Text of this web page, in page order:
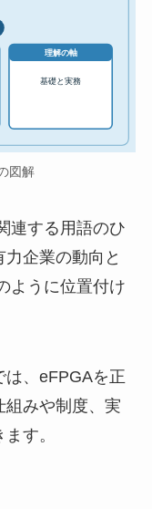
理解の軸
基礎と実務
図解
連する用語のひ
企業の動向と
ように位置付け
は、eFPGAを正
組みや制度、実
す。